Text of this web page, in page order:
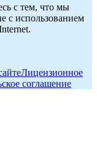
с тем, что мы
с использованием
Лицензионное
соглашение